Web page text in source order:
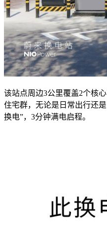
该站点周边3公里覆盖2个核
住宅群，无论是日常出行还
换电”，3分钟满电启程。